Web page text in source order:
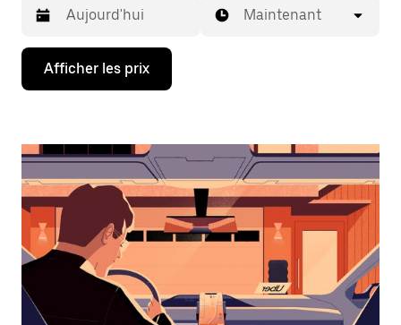
Appuyez
la
bas
interagir
avec
calendrier
et
sélectionner
une
date.
Appuyez
Maintenant
Afficher les prix